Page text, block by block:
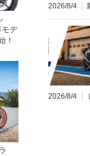
モデ
！
2026/8/4
2026/8/4